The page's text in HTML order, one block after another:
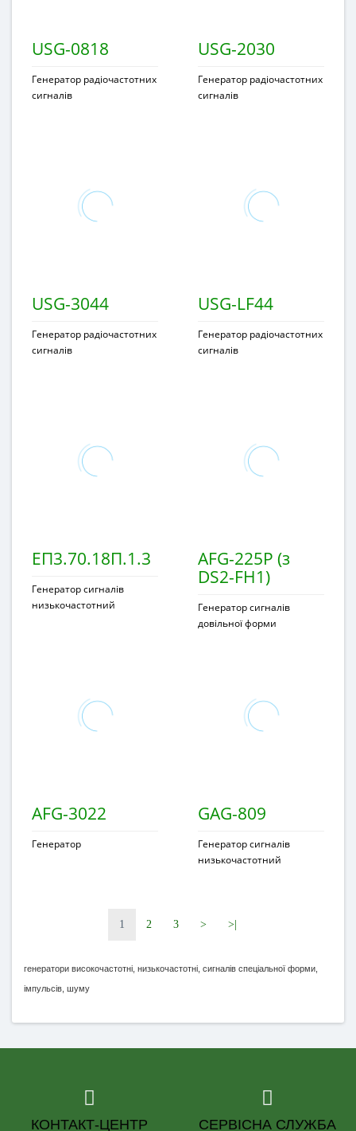
USG-0818
Генератор радіочастотних
сигналів
USG-2030
Генератор радіочастотних
сигналів
USG-3044
Генератор радіочастотних
сигналів
USG-LF44
Генератор радіочастотних
сигналів
ЕП3.70.18П.1.3
Генератор сигналів
низькочастотний
AFG-225P (з
DS2-FH1)
Генератор сигналів
довільної форми
AFG-3022
Генератор
GAG-809
Генератор сигналів
низькочастотний
1 2 3 > >|
генератори високочастотні, низькочастотні, сигналів спеціальної форми,
імпульсів, шуму
КОНТАКТ-ЦЕНТР СЕРВІСНА СЛУЖБА